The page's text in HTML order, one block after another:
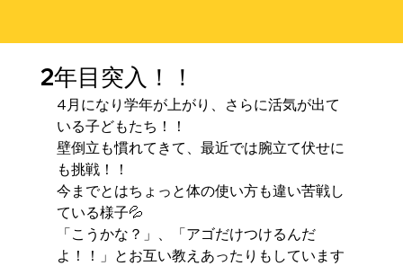
2年目突入！！
4月になり学年が上がり、さらに活気が出て
いる子どもたち！！
壁倒立も慣れてきて、最近では腕立て伏せに
も挑戦！！
今までとはちょっと体の使い方も違い苦戦し
ている様子💦
「こうかな？」、「アゴだけつけるんだ
よ！！」とお互い教えあったりもしています